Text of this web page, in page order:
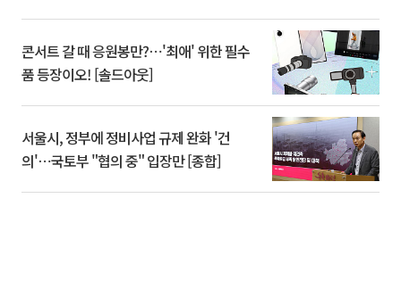
콘서트 갈 때 응원봉만?⋯'최애' 위한 필수
품 등장이오! [솔드아웃]
서울시, 정부에 정비사업 규제 완화 '건
의'⋯국토부 "협의 중" 입장만 [종합]